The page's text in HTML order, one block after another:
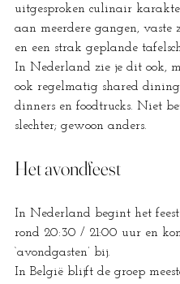
uitgesproken culinair
aan meerdere gangen, vaste
en een strak geplande
In Nederland zie je dit ook,
ook regelmatig shared
dinners en foodtrucks. Niet
slechter; gewoon anders.
Het avondfeest
In Nederland begint het
rond 20:30 / 21:00 uur en
‘avondgasten’ bij.
In België blijft de groep